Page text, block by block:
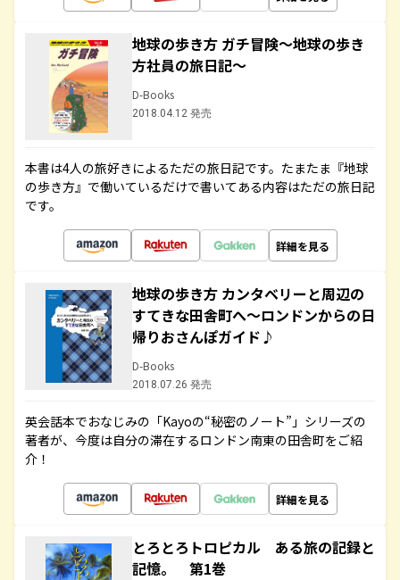
地球の歩き方 ガチ冒険～地球の歩き
方社員の旅日記～
D-Books
2018.04.12 発売
本書は4人の旅好きによるただの旅日記です。たまたま『地球
の歩き方』で働いているだけで書いてある内容はただの旅日記
です。
詳細を見る
地球の歩き方 カンタベリーと周辺の
すてきな田舎町へ～ロンドンからの日
帰りおさんぽガイド♪
D-Books
2018.07.26 発売
英会話本でおなじみの「Kayoの“秘密のノート”」シリーズの
著者が、今度は自分の滞在するロンドン南東の田舎町をご紹
介！
詳細を見る
とろとろトロピカル ある旅の記録と
記憶。 第1巻